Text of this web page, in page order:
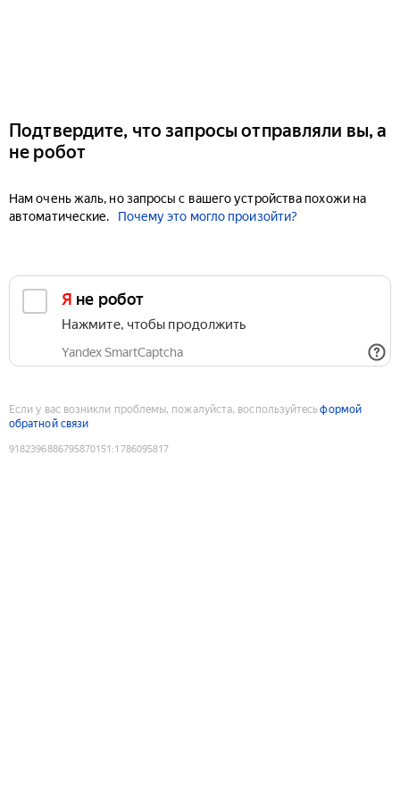
Подтвердите, что запросы отправляли вы, а
не робот
Нам очень жаль, но запросы с вашего устройства похожи на
автоматические.
Почему это могло произойти?
Я не робот
Нажмите, чтобы продолжить
Yandex SmartCaptcha
Если у вас возникли проблемы, пожалуйста, воспользуйтесьформой
обратной связи
9182396886795870151 :1786095817